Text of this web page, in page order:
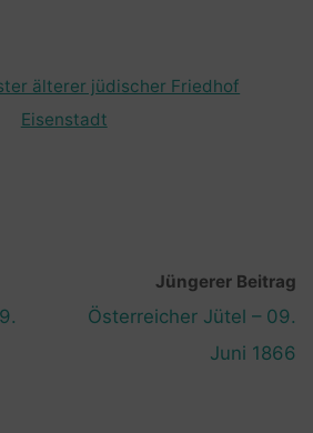
älterer jüdischer Friedhof
Eisenstadt
Jüngerer Beitrag
Österreicher Jütel – 09.
Juni 1866